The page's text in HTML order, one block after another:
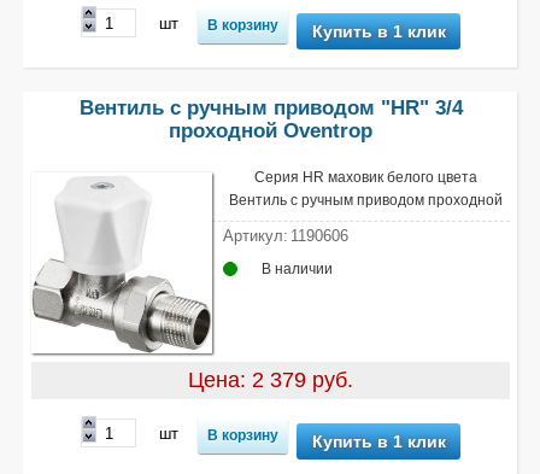
шт Купить в 1 клик
Вентиль с ручным приводом "HR" 3/4
проходной Oventrop
Серия HR маховик белого цвета
Вентиль с ручным приводом проходной
Артикул: 1190606
В наличии
Цена: 2 379 руб.
шт Купить в 1 клик